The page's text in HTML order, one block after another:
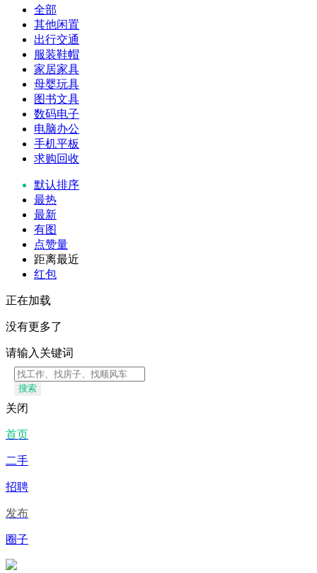
全部
其他闲置
出行交通
服装鞋帽
家居家具
母婴玩具
图书文具
数码电子
电脑办公
手机平板
求购回收
默认排序
最热
最新
有图
点赞量
距离最近
红包
正在加载
没有更多了
请输入关键词
搜索
关闭
首页
二手
招聘
发布
圈子